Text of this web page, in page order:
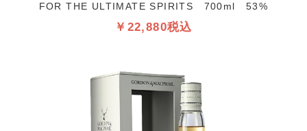
FOR THE ULTIMATE SPIRITS 700ml 53%
￥22,880税込